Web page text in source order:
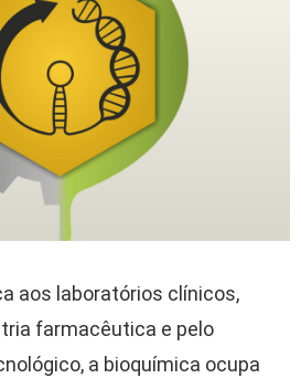
aos laboratórios clínicos,
farmacêutica e pelo
a bioquímica ocupa